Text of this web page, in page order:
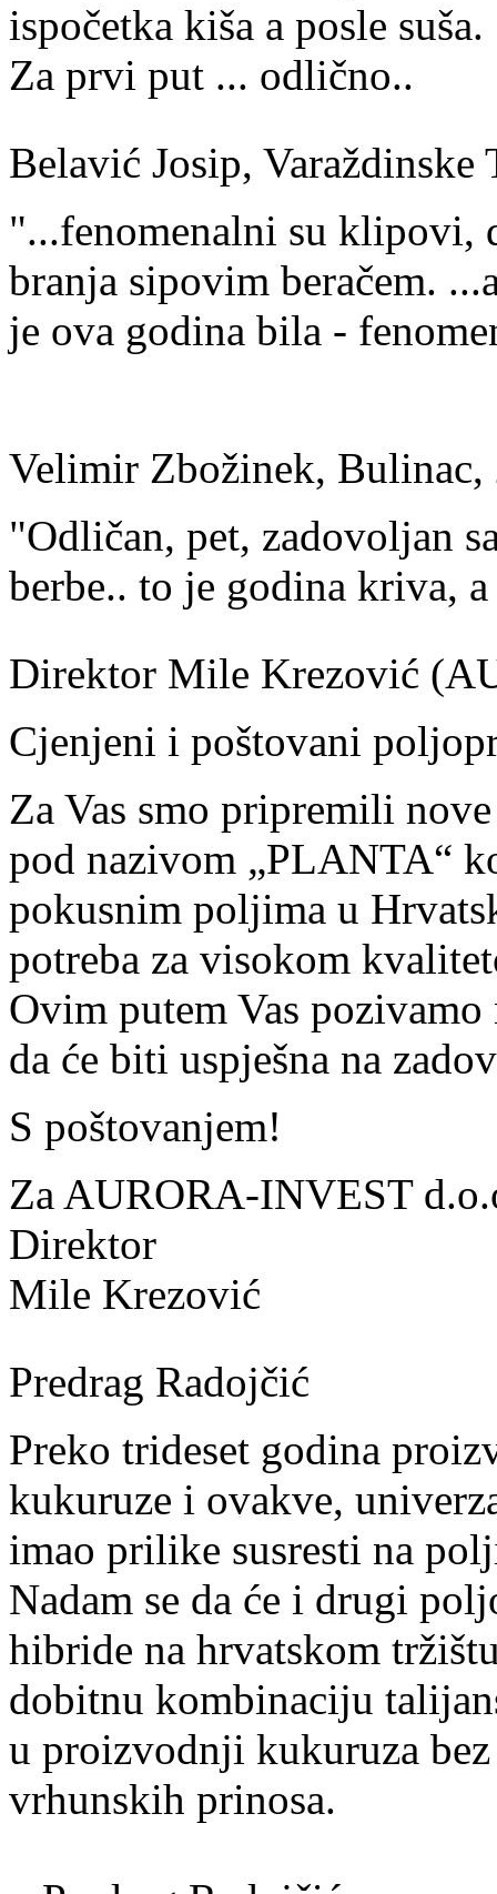
ispočetka kiša a posle suša.
Za prvi put ... odlično..
Belavić Josip, Varaždinske
"...fenomenalni su klipovi,
branja sipovim beračem.
je ova godina bila -
Velimir Zbožinek, Bulinac,
"Odličan, pet, zadovoljan
berbe.. to je godina kriva,
Direktor Mile Krezović
Cjenjeni i poštovani
Za Vas smo pripremili
pod nazivom „PLANTA“
pokusnim poljima u
potreba za visokom
Ovim putem Vas
da će biti uspješna na
S poštovanjem!
Za AURORA-INVEST
Direktor
Mile Krezović
Predrag Radojčić
Preko trideset godina
kukuruze i ovakve,
imao prilike susresti na
Nadam se da će i drugi
hibride na hrvatskom
dobitnu kombinaciju
u proizvodnji kukuruza
vrhunskih prinosa.